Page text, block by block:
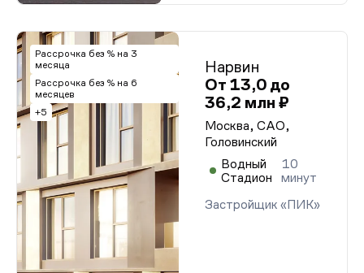
Рассрочка без % на 3
месяца
Рассрочка без % на 6
месяцев
+5
Нарвин
От 13,0 до
36,2 млн ₽
Москва, САО,
Головинский
Водный
Стадион
10
минут
Застройщик «ПИК»